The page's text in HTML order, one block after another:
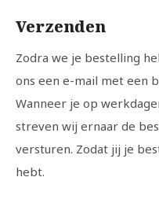
Verzenden
Zodra we je bestelling
ons een e-mail met een
Wanneer je op
streven wij ernaar de
versturen. Zodat jij je
hebt.